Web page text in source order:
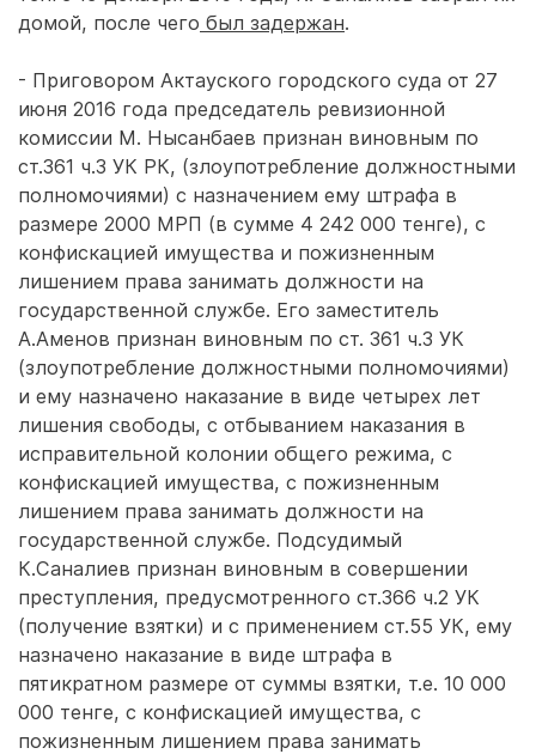
домой, после чего был задержан.
- Приговором Актауского городского суда от 27
июня 2016 года председатель ревизионной
комиссии М. Нысанбаев признан виновным по
ст.361 ч.3 УК РК, (злоупотребление должностными
полномочиями) с назначением ему штрафа в
размере 2000 МРП (в сумме 4 242 000 тенге), с
конфискацией имущества и пожизненным
лишением права занимать должности на
государственной службе. Его заместитель
А.Аменов признан виновным по ст. 361 ч.3 УК
(злоупотребление должностными полномочиями)
и ему назначено наказание в виде четырех лет
лишения свободы, с отбыванием наказания в
исправительной колонии общего режима, с
конфискацией имущества, с пожизненным
лишением права занимать должности на
государственной службе. Подсудимый
К.Саналиев признан виновным в совершении
преступления, предусмотренного ст.366 ч.2 УК
(получение взятки) и с применением ст.55 УК, ему
назначено наказание в виде штрафа в
пятикратном размере от суммы взятки, т.е. 10 000
000 тенге, с конфискацией имущества, с
пожизненным лишением права занимать